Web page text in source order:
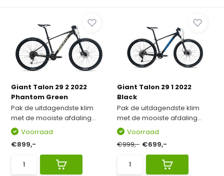
Giant Talon 29 2 2022
Phantom Green
Pak de uitdagendste klim
met de mooiste afdaling...
Voorraad
€899,-
Giant Talon 29 1 2022
Black
Pak de uitdagendste klim
met de mooiste afdaling...
Voorraad
€999,- €699,-